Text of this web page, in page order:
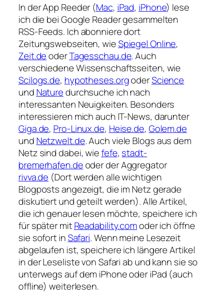
In der App Reeder (Mac, iPad, iPhone) lese
ich die bei Google Reader gesammelten
RSS-Feeds. Ich abonniere dort
Zeitungswebseiten, wieSpiegel Online,
Zeit.deoderTagesschau.de. Auch
verschiedene Wissenschaftsseiten, wie
Scilogs.de, hypotheses.orgoderScience
und Naturedurchsuche ich nach
interessanten Neuigkeiten. Besonders
interessieren mich auch IT-News, darunter
Giga.de, Pro-Linux.de, Heise.de, Golem.de
und Netzwelt.de. Auch viele Blogs aus dem
Netz sind dabei, wiefefe, stadt-
bremerhafen.deoder der Aggregator
rivva.de (Dort werden alle wichtigen
Blogposts angezeigt, die im Netz gerade
diskutiert und geteilt werden). Alle Artikel,
die ich genauer lesen möchte, speichere ich
für später mitReadability.comoder ich öffne
sie sofort inSafari. Wenn meine Lesezeit
abgelaufen ist, speichere ich längere Artikel
in der Leseliste von Safari ab und kann sie so
unterwegs auf dem iPhone oder iPad (auch
offline) weiterlesen.